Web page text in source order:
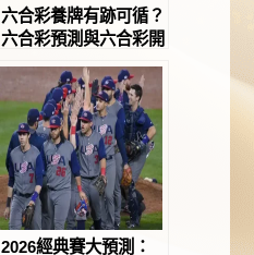
六合彩養牌有跡可循？
六合彩預測與六合彩開
2026經典賽大預測：